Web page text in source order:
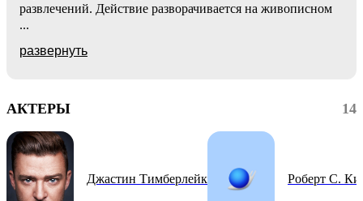
развлечений. Действие разворачивается на живописном
...
развернуть
АКТЕРЫ 14
Джастин Тимберлейк Роберт С.